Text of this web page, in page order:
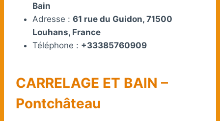
Bain
Adresse : 61 rue du Guidon, 71500
Louhans, France
Téléphone : +33385760909
CARRELAGE ET BAIN –
Pontchâteau